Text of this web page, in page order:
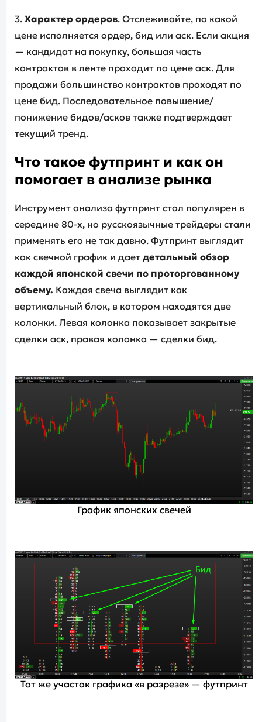
3. Характер ордеров. Отслеживайте, по какой
цене исполняется ордер, бид или аск. Если акция
— кандидат на покупку, большая часть
контрактов в ленте проходит по цене аск. Для
продажи большинство контрактов проходят по
цене бид. Последовательное повышение/
понижение бидов/асков также подтверждает
текущий тренд.
Что такое футпринт и как он
помогает в анализе рынка
Инструмент анализа футпринт стал популярен в
середине 80-х, но русскоязычные трейдеры стали
применять его не так давно. Футпринт выглядит
как свечной график и дает детальный обзор
каждой японской свечи по проторгованному
объему. Каждая свеча выглядит как
вертикальный блок, в котором находятся две
колонки. Левая колонка показывает закрытые
сделки аск, правая колонка — сделки бид.
График японских свечей
Тот же участок графика «в разрезе» — футпринт